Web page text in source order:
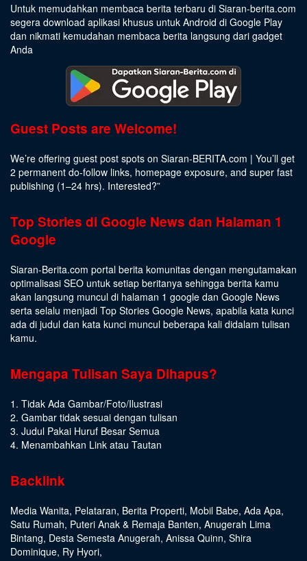
Untuk memudahkan membaca berita terbaru di Siaran-berita.com
segera download aplikasi khusus untuk Android di Google Play
dan nikmati kemudahan membaca berita langsung dari gadget
Anda
Guest Posts are Welcome!
We’re offering guest post spots on Siaran-BERITA.com | You’ll get
2 permanent do-follow links, homepage exposure, and super fast
publishing (1–24 hrs). Interested?”
Top Stories di Google News dan Halaman 1
Google
Siaran-Berita.com portal berita komunitas dengan mengutamakan
optimalisasi SEO untuk setiap beritanya sehingga berita kamu
akan langsung muncul di halaman 1 google dan Google News
serta selalu menjadi Top Stories Google News, apabila kata kunci
ada di judul dan kata kunci muncul beberapa kali didalam tulisan
kamu.
Mengapa Tulisan Saya Dihapus?
1. Tidak Ada Gambar/Foto/Ilustrasi
2. Gambar tidak sesuai dengan tulisan
3. Judul Pakai Huruf Besar Semua
4. Menambahkan Link atau Tautan
Backlink
Media Wanita, Pelataran, Berita Properti, Mobil Babe, Ada Apa,
Satu Rumah, Puteri Anak & Remaja Banten, Anugerah Lima
Bintang, Desta Semesta Anugerah, Anissa Quinn, Shira
Dominique, Ry Hyori,